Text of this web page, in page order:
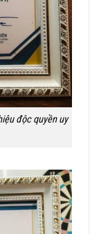
độc quyền uy